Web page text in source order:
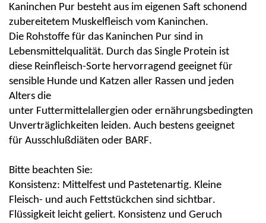
Kaninchen Pur besteht aus im eigenen Saft schonend
zubereitetem Muskelfleisch vom Kaninchen.
Die Rohstoffe für das Kaninchen Pur sind in
Lebensmittelqualität. Durch das Single Protein ist
diese Reinfleisch-Sorte hervorragend geeignet für
sensible Hunde und Katzen aller Rassen und jeden
Alters die
unter Futtermittelallergien oder ernährungsbedingten
Unverträglichkeiten leiden. Auch bestens geeignet
für Ausschlußdiäten oder BARF.
Bitte beachten Sie:
Konsistenz: Mittelfest und Pastetenartig. Kleine
Fleisch- und auch Fettstückchen sind sichtbar.
Flüssigkeit leicht geliert. Konsistenz und Geruch